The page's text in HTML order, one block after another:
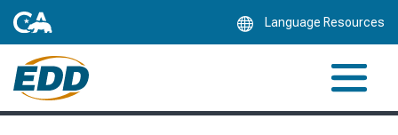
Language Resources